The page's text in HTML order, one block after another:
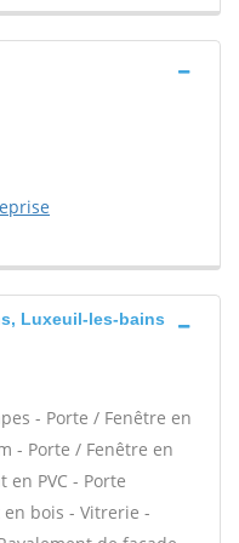
Luxeuil-les-bains
- Porte / Fenêtre en
- Porte / Fenêtre en
en PVC - Porte
bois - Vitrerie -